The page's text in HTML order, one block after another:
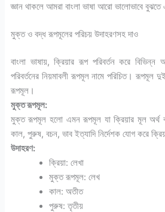
জ্ঞান থাকলে আমরা বাংলা ভাষা আরো ভালোভাবে
মুক্ত ও বদ্ধ রূপমূলের পরিচয় উদাহরণসহ দাও
বাংলা ভাষায়, ক্রিয়ার রূপ পরিবর্তন করে
পরিবর্তনের নিয়মাবলী রূপমূল নামে পরিচিত।
রূপমূল।
মুক্ত রূপমূল:
মুক্ত রূপমূল হলো এমন রূপমূল যা ক্রিয়ার মূল অর্থ
কাল, পুরুষ, বচন, ভাব ইত্যাদি নির্দেশক যোগ করে
উদাহরণ:
ক্রিয়া: লেখা
মুক্ত রূপমূল: লেখ
কাল: অতীত
পুরুষ: তৃতীয়